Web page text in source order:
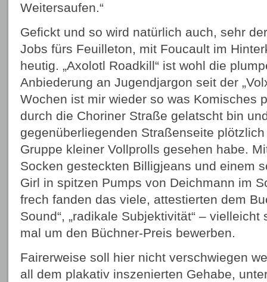
Weitersaufen.“
Gefickt und so wird natürlich auch, sehr
Jobs fürs Feuilleton, mit Foucault im
heutig. „Axolotl Roadkill“ ist wohl die
Anbiederung an Jugendjargon seit der
Wochen ist mir wieder so was Komisches
durch die Choriner Straße gelatscht bin
gegenüberliegenden Straßenseite
Gruppe kleiner Vollprolls gesehen habe.
Socken gesteckten Billigjeans und einem
Girl in spitzen Pumps von Deichmann im
frech fanden das viele, attestierten dem
Sound“, „radikale Subjektivität“ –
mal um den Büchner-Preis bewerben.
Fairerweise soll hier nicht verschwiegen
all dem plakativ inszenierten Gehabe,